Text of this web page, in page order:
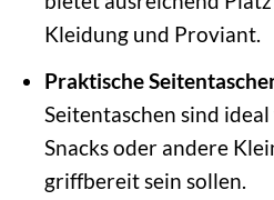
Kleidung und Proviant.
Praktische
Seitentaschen sind
Snacks oder andere
griffbereit sein sollen.